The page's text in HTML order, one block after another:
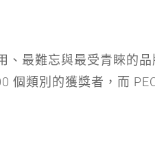
、最難忘與最受青睞的
個類別的獲獎者，而